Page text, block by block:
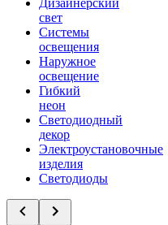
Дизайнерский
свет
Системы
освещения
Наружное
освещение
Гибкий
неон
Светодиодный
декор
Электроустановочные
изделия
Светодиоды